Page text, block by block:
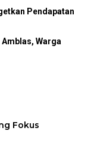
Pendapatan
Warga
Fokus